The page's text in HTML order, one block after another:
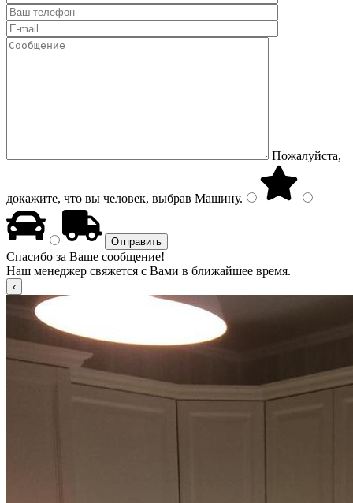
Пожалуйста,
докажите, что вы человек, выбрав Машину.
Спасибо за Ваше сообщение!
Наш менеджер свяжется с Вами в ближайшее время.